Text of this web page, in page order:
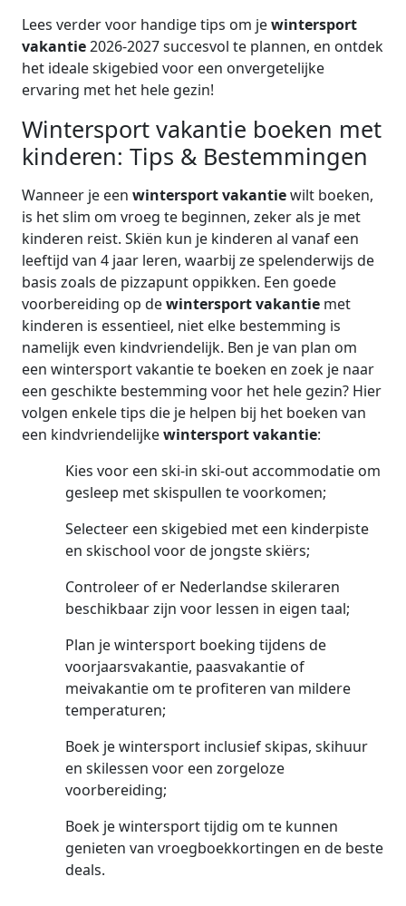
Lees verder voor handige tips om jewintersport
vakantie2026-2027 succesvol te plannen, en ontdek
het ideale skigebied voor een onvergetelijke
ervaring met het hele gezin!
Wintersport vakantie boeken met
kinderen: Tips & Bestemmingen
Wanneer je een wintersport vakantiewilt boeken,
is het slim om vroeg te beginnen, zeker als je met
kinderen reist. Skiën kun je kinderen al vanaf een
leeftijd van 4 jaar leren, waarbij ze spelenderwijs de
basis zoals de pizzapunt oppikken. Een goede
voorbereiding op dewintersport vakantie met
kinderen is essentieel, niet elke bestemming is
namelijk even kindvriendelijk. Ben je van plan om
een wintersport vakantie te boeken en zoek je naar
een geschikte bestemming voor het hele gezin? Hier
volgen enkele tips die je helpen bij het boeken van
een kindvriendelijkewintersport vakantie:
Kies voor een ski-in ski-out accommodatie om
gesleep met skispullen te voorkomen;
Selecteer een skigebied met een kinderpiste
en skischool voor de jongste skiërs;
Controleer of er Nederlandse skileraren
beschikbaar zijn voor lessen in eigen taal;
Plan je wintersport boeking tijdens de
voorjaarsvakantie, paasvakantie of
meivakantie om te profiteren van mildere
temperaturen;
Boek je wintersport inclusief skipas, skihuur
en skilessen voor een zorgeloze
voorbereiding;
Boek je wintersport tijdig om te kunnen
genieten van vroegboekkortingen en de beste
deals.